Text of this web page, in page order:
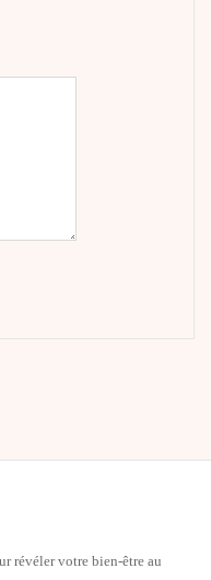
révéler votre bien-être au